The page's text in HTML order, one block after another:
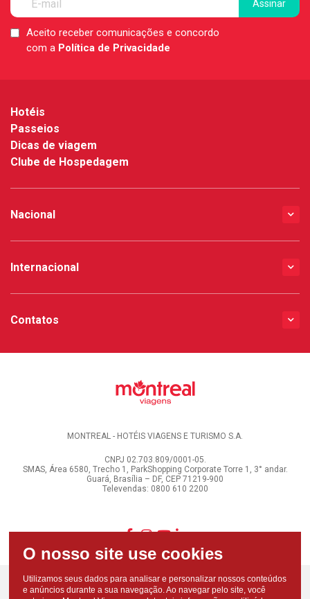
LGPDAceito receber comunicações e concordo
com a Política de Privacidade
Hotéis
Passeios
Dicas de viagem
Clube de Hospedagem
Nacional
Internacional
Contatos
MONTREAL - HOTÉIS VIAGENS E TURISMO S.A.
CNPJ 02.703.809/0001-05.
SMAS, Área 6580, Trecho 1, ParkShopping Corporate Torre 1, 3° andar.
Guará, Brasília – DF, CEP 71219-900
Televendas: 0800 610 2200
Utilizamos seus dados para analisar e personalizar nossos conteúdos
e anúncios durante a sua navegação. Ao navegar pelo site, você